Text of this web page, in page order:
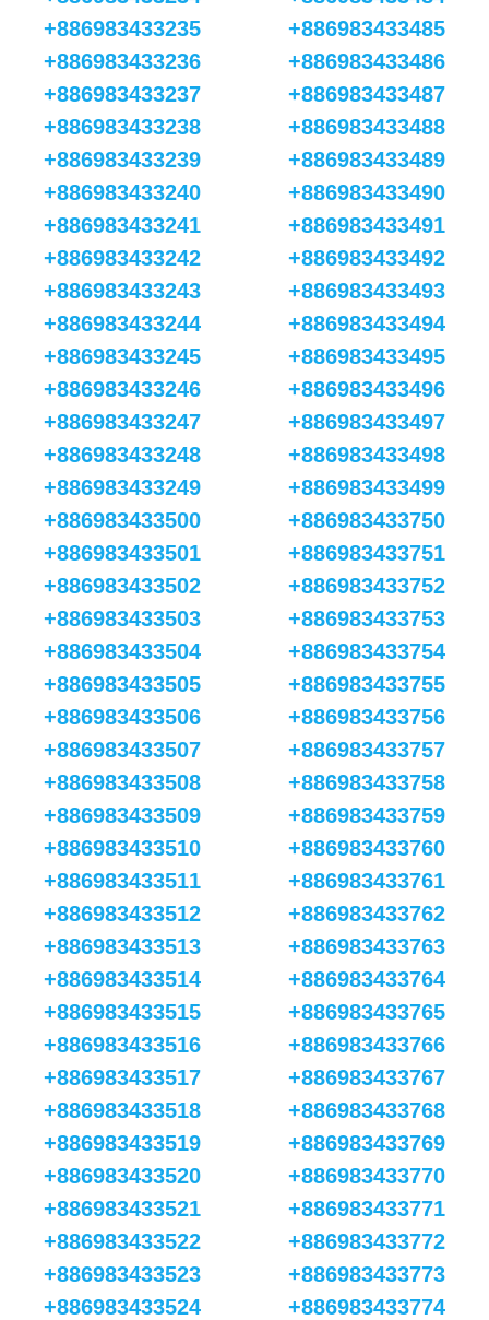
+886983433235
+886983433236
+886983433237
+886983433238
+886983433239
+886983433240
+886983433241
+886983433242
+886983433243
+886983433244
+886983433245
+886983433246
+886983433247
+886983433248
+886983433249
+886983433485
+886983433486
+886983433487
+886983433488
+886983433489
+886983433490
+886983433491
+886983433492
+886983433493
+886983433494
+886983433495
+886983433496
+886983433497
+886983433498
+886983433499
+886983433500
+886983433501
+886983433502
+886983433503
+886983433504
+886983433505
+886983433506
+886983433507
+886983433508
+886983433509
+886983433510
+886983433511
+886983433512
+886983433513
+886983433514
+886983433515
+886983433516
+886983433517
+886983433518
+886983433519
+886983433520
+886983433521
+886983433522
+886983433523
+886983433524
+886983433750
+886983433751
+886983433752
+886983433753
+886983433754
+886983433755
+886983433756
+886983433757
+886983433758
+886983433759
+886983433760
+886983433761
+886983433762
+886983433763
+886983433764
+886983433765
+886983433766
+886983433767
+886983433768
+886983433769
+886983433770
+886983433771
+886983433772
+886983433773
+886983433774